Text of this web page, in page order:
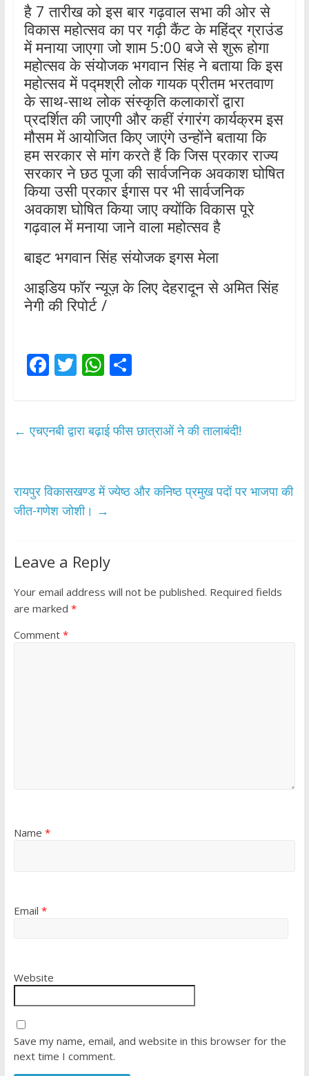
है 7 तारीख को इस बार गढ़वाल सभा की ओर से
विकास महोत्सव का पर गढ़ी कैंट के महिंद्र ग्राउंड
में मनाया जाएगा जो शाम 5:00 बजे से शुरू होगा
महोत्सव के संयोजक भगवान सिंह ने बताया कि इस
महोत्सव में पद्मश्री लोक गायक प्रीतम भरतवाण
के साथ-साथ लोक संस्कृति कलाकारों द्वारा
प्रदर्शित की जाएगी और कहीं रंगारंग कार्यक्रम इस
मौसम में आयोजित किए जाएंगे उन्होंने बताया कि
हम सरकार से मांग करते हैं कि जिस प्रकार राज्य
सरकार ने छठ पूजा की सार्वजनिक अवकाश घोषित
किया उसी प्रकार ईगास पर भी सार्वजनिक
अवकाश घोषित किया जाए क्योंकि विकास पूरे
गढ़वाल में मनाया जाने वाला महोत्सव है
बाइट भगवान सिंह संयोजक इगस मेला
आइडिय फॉर न्यूज़ के लिए देहरादून से अमित सिंह
नेगी की रिपोर्ट /
F
b
k
T
er
W
s
p
S
e
← एचएनबी द्वारा बढ़ाई फीस छात्राओं ने की तालाबंदी!
रायपुर विकासखण्ड में ज्येष्ठ और कनिष्ठ प्रमुख पदों पर भाजपा की
जीत-गणेश जोशी। →
Leave a Reply
Your email address will not be published. Required fields
are marked *
Comment *
Name *
Email *
Website
Save my name, email, and website in this browser for the
next time I comment.